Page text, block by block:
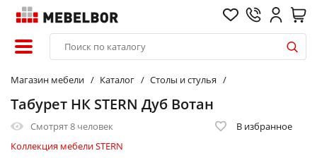
Магазин мебели Каталог Столы и стулья
Табурет НК STERN Дуб Вотан
Смотрят8 человек
В избранное
Коллекция мебели STERN